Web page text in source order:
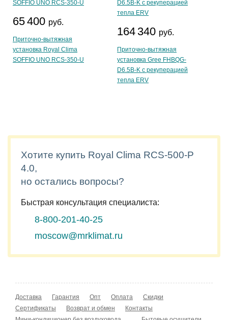
65 400 руб.
Приточно-вытяжная
установка Royal Clima
SOFFIO UNO RCS-350-U
164 340 руб.
Приточно-вытяжная
установка Gree FHBQG-
D6.5B-K с рекуперацией
тепла ERV
Хотите купить Royal Clima RCS-500-P
4.0,
но остались вопросы?
Быстрая консультация специалиста:
8-800-201-40-25
moscow@mrklimat.ru
Доставка Гарантия Опт Оплата
Скидки
Сертификаты
Возврат и обмен
Контакты